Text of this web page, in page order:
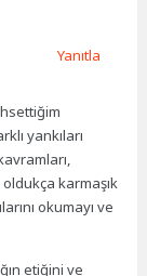
yankıları
karmaşık
okumayı ve
etiğini ve
Yanıtla